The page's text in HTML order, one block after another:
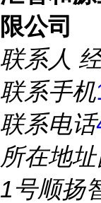
限公司
联系人
联系手机
联系电话
所在地址
1号顺扬